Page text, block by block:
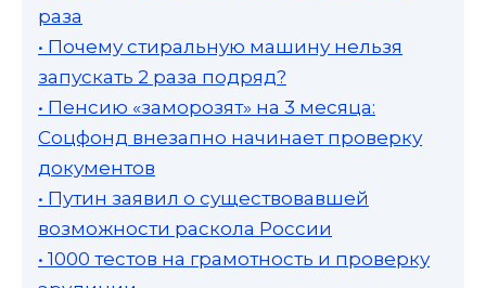
раза
• Почему стиральную машину нельзя
запускать 2 раза подряд?
• Пенсию «заморозят» на 3 месяца:
Соцфонд внезапно начинает проверку
документов
• Путин заявил о существовавшей
возможности раскола России
• 1000 тестов на грамотность и проверку